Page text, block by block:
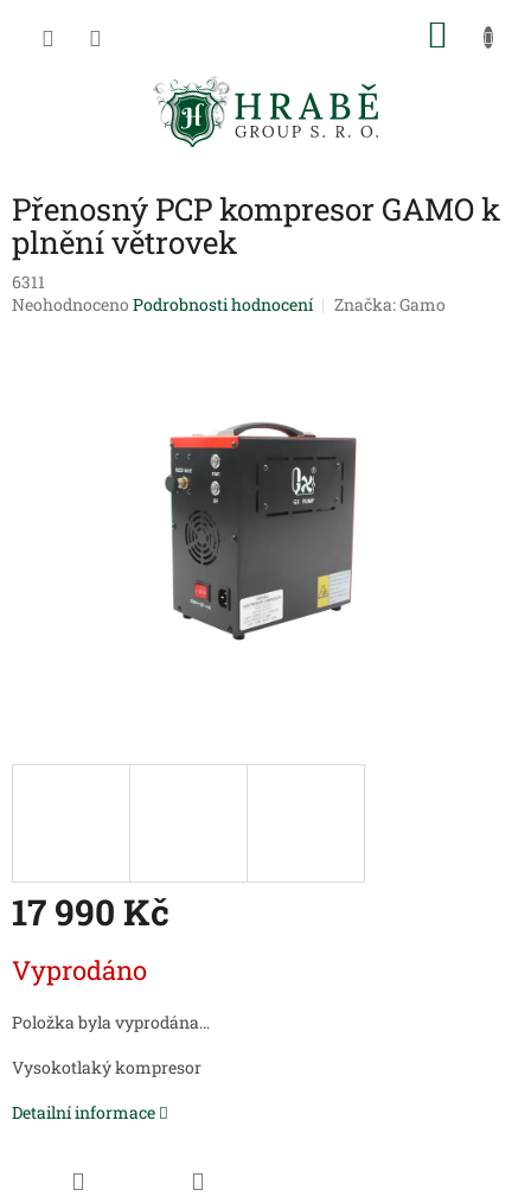
Přenosný PCP kompresor GAMO k
plnění větrovek
6311
Průměrné
Neohodnoceno Podrobnosti hodnocení Značka:Gamo
17 990 Kč
cena:
Vyprodáno
Položka byla vyprodána…
Vysokotlaký kompresor
Detailní informace